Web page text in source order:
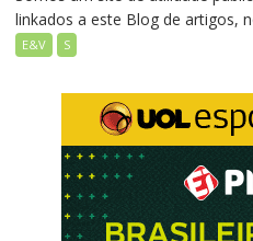
linkados a este Blog de artigos,
E&V S